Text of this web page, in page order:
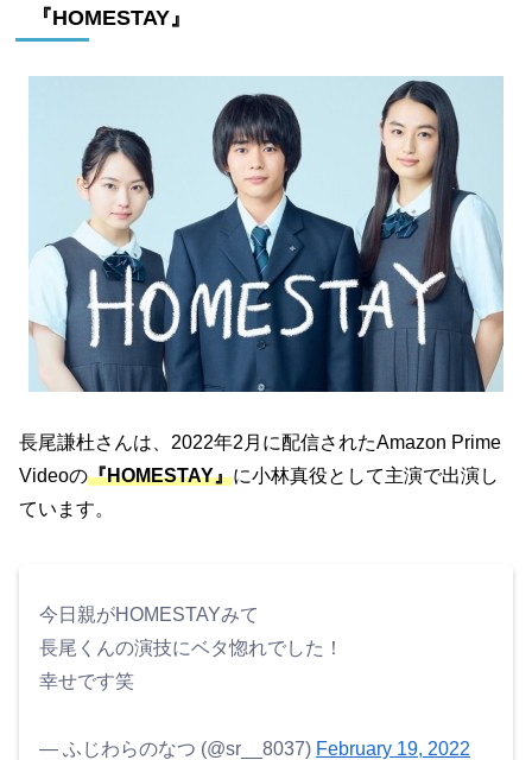
『HOMESTAY』
長尾謙杜さんは、2022年2月に配信されたAmazon Prime
Videoの『HOMESTAY』に小林真役として主演で出演し
ています。
今日親がHOMESTAYみて
長尾くんの演技にベタ惚れでした！
幸せです笑
— ふじわらのなつ (@sr__8037) February 19, 2022